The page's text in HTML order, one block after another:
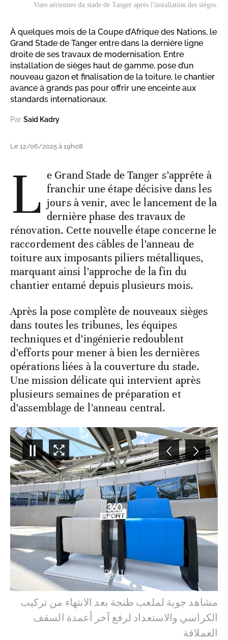
Vues aériennes du stade de Tanger après l'installation des sièges.
À quelques mois de la Coupe d’Afrique des Nations, le
Grand Stade de Tanger entre dans la dernière ligne
droite de ses travaux de modernisation. Entre
installation de sièges haut de gamme, pose d’un
nouveau gazon et finalisation de la toiture, le chantier
avance à grands pas pour offrir une enceinte aux
standards internationaux.
Par Said Kadry
Le 12/06/2025 à 19h08
L e Grand Stade de Tanger s’apprête à
franchir une étape décisive dans les
jours à venir, avec le lancement de la
dernière phase des travaux de
rénovation. Cette nouvelle étape concerne le
raccordement des câbles de l’anneau de
toiture aux imposants piliers métalliques,
marquant ainsi l’approche de la fin du
chantier entamé depuis plusieurs mois.
Après la pose complète de nouveaux sièges
dans toutes les tribunes, les équipes
techniques et d’ingénierie redoublent
d’efforts pour mener à bien les dernières
opérations liées à la couverture du stade.
Une mission délicate qui intervient après
plusieurs semaines de préparation et
d’assemblage de l’anneau central.
2/11
مشاهد جوية لملعب طنجة بعد الانتهاء من تركيب
الكراسي والاستعداد لرفع آخر أعمدة السقف
العملاقة